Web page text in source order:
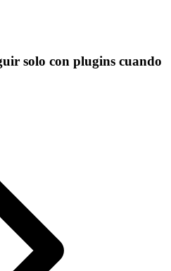
solo con plugins cuando